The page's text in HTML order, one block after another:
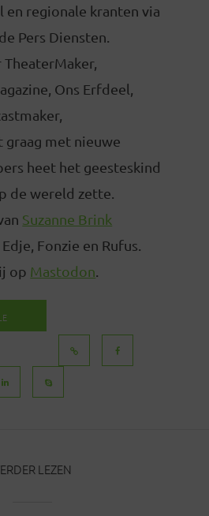
en regionale kranten via
Pers Diensten.
Ons Erfdeel,
met nieuwe
heet het geesteskind
de wereld zette.
Suzanne Brink
Fonzie en Rufus.
op Mastodon
LEZEN